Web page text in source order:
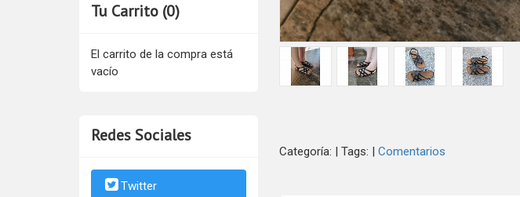
Tu Carrito (0)
El carrito de la compra está
vacío
Redes Sociales
Twitter
Categoría: | Tags: | Comentarios